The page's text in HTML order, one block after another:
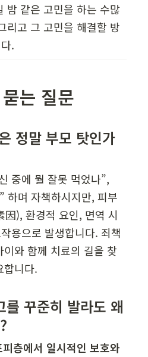
밤 같은 고민을 하는 수많
리고 그 고민을 해결할 방
.
는 질문
정말 부모 탓인가
중에 뭘 잘못 먹었나”,
하며 자책하시지만, 피부
因), 환경적 요인, 면역 시
용으로 발생합니다. 죄책
와 함께 치료의 길을 찾
합니다.
꾸준히 발라도 왜
피층에서 일시적인 보호와